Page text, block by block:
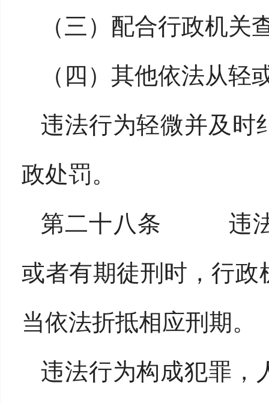
（三）配合行政机关
（四）其他依法从轻
违法行为轻微并及时
政处罚。
第二十八条 违法
或者有期徒刑时，行
当依法折抵相应刑期。
违法行为构成犯罪，